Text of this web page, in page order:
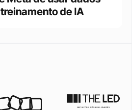
de IA